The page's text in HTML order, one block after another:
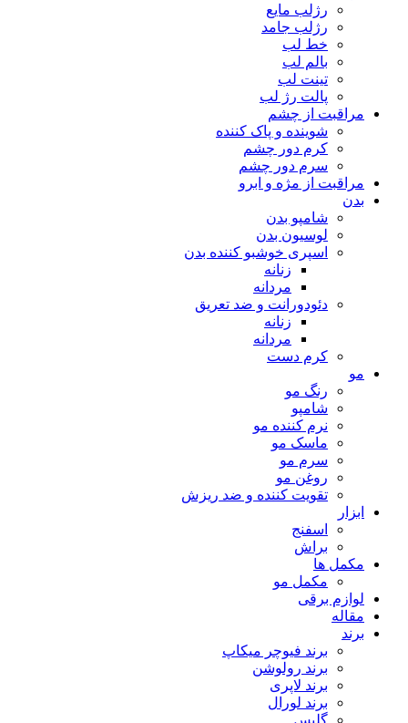
رژلب مایع
رژلب جامد
خط لب
بالم لب
تینت لب
پالت رژ لب
مراقبت از چشم
شوینده و پاک کننده
کرم دور چشم
سرم دور چشم
مراقبت از مژه و ابرو
بدن
شامپو بدن
لوسیون بدن
اسپری خوشبو کننده بدن
زنانه
مردانه
دئودورانت و ضد تعریق
زنانه
مردانه
کرم دست
مو
رنگ مو
شامپو
نرم کننده مو
ماسک مو
سرم مو
روغن مو
تقویت کننده و ضد ریزش
ابزار
اسفنج
براش
مکمل ها
مکمل مو
لوازم برقی
مقاله
برند
برند فیوچر میکاپ
برند رولوشن
برند لاپری
برند لورال
گلیس